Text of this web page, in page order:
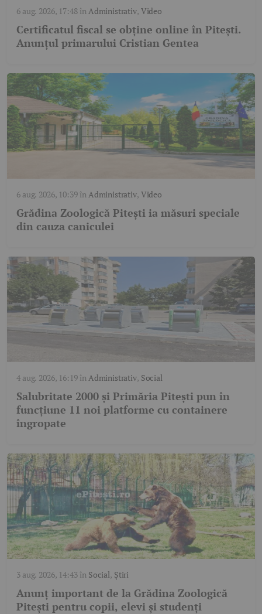
6 aug. 2026, 17:48în Administrativ, Video
Certificatul fiscal se obține online în Pitești.
Anunțul primarului Cristian Gentea
6 aug. 2026, 10:39în Administrativ, Video
Grădina Zoologică Pitești ia măsuri speciale
din cauza caniculei
4 aug. 2026, 16:19în Administrativ, Social
Salubritate 2000 și Primăria Pitești pun în
funcțiune 11 noi platforme cu containere
îngropate
3 aug. 2026, 14:43în Social, Știri
Anunț important de la Grădina Zoologică
Pitești pentru copii, elevi și studenți